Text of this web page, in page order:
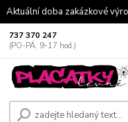
Aktuální doba zakázkové
737 370 247
(PO-PÁ: 9-17 hod.)